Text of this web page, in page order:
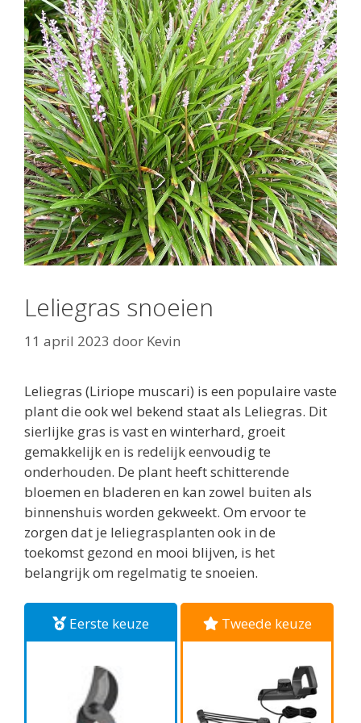
Leliegras snoeien
11 april 2023 door Kevin
Leliegras (Liriope muscari) is een populaire vaste
plant die ook wel bekend staat als Leliegras. Dit
sierlijke gras is vast en winterhard, groeit
gemakkelijk en is redelijk eenvoudig te
onderhouden. De plant heeft schitterende
bloemen en bladeren en kan zowel buiten als
binnenshuis worden gekweekt. Om ervoor te
zorgen dat je leliegrasplanten ook in de
toekomst gezond en mooi blijven, is het
belangrijk om regelmatig te snoeien.
Eerste keuze Tweede keuze